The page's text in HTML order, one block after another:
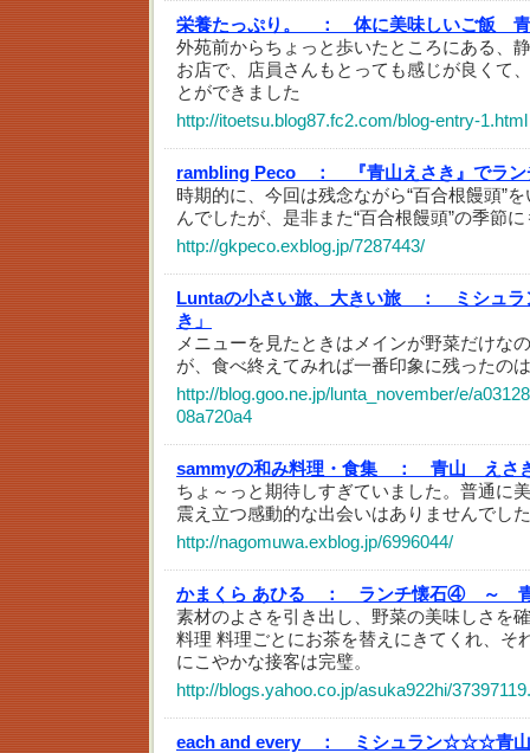
栄養たっぷり。 ：
体に美味しいご飯
外苑前からちょっと歩いたところにある、
お店で、店員さんもとっても感じが良くて
とができました
http://itoetsu.blog87.fc2.com/blog-entry-1.html
rambling Peco ：
『青山えさき』でラ
時期的に、今回は残念ながら“百合根饅頭”
んでしたが、是非また“百合根饅頭”の季節
http://gkpeco.exblog.jp/7287443/
Luntaの小さい旅、大きい旅 ：
ミシュ
き」
メニューを見たときはメインが野菜だけな
が、食べ終えてみれば一番印象に残ったの
http://blog.goo.ne.jp/lunta_november/e/
08a720a4
sammyの和み料理・食集 ：
青山 えさ
ちょ～っと期待しすぎていました。普通に
震え立つ感動的な出会いはありませんでし
http://nagomuwa.exblog.jp/6996044/
かまくら あひる ：
ランチ懐石④ ～
素材のよさを引き出し、野菜の美味しさを
料理 料理ごとにお茶を替えにきてくれ、そ
にこやかな接客は完璧。
http://blogs.yahoo.co.jp/asuka922hi/
each and every ：
ミシュラン☆☆☆青